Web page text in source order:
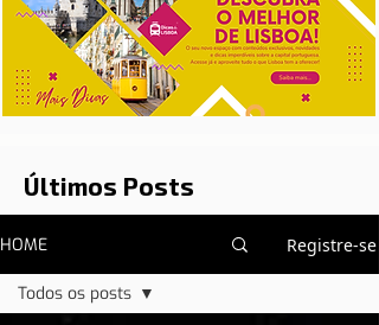
Últimos Posts
HOME Registre-se
Todos os posts